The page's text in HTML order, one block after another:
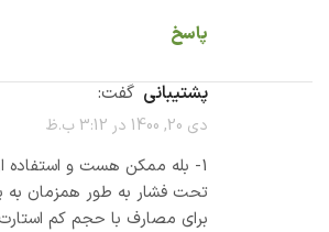
پاسخ
پشتیبانی گفت:
دی 20, 1400 در 3:12 ب.ظ
1- بله ممکن هست و
تحت فشار به طور همزمان
برای مصارف با حجم کم